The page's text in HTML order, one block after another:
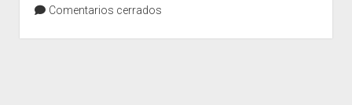
Comentarios cerrados